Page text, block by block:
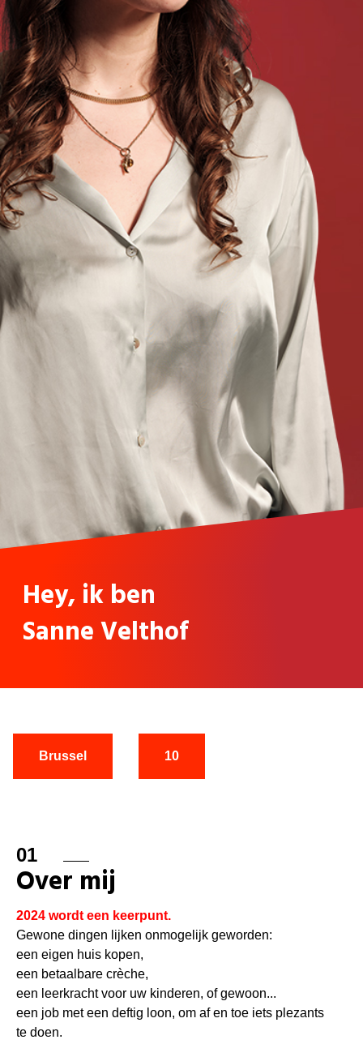
Hey, ik ben
Sanne Velthof
Brussel 10
01
Over mij
2024 wordt een keerpunt.
Gewone dingen lijken onmogelijk geworden:
een eigen huis kopen,
een betaalbare crèche,
een leerkracht voor uw kinderen, of gewoon...
een job met een deftig loon, om af en toe iets plezants
te doen.